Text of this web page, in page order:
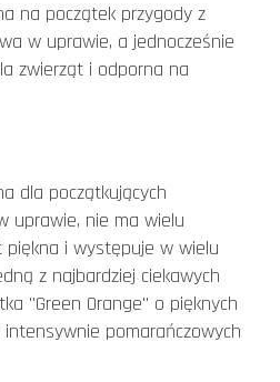
na początek przygody z
w uprawie, a jednocześnie
zwierząt i odporna na
dla początkujących
uprawie, nie ma wielu
i występuje w wielu
z najbardziej ciekawych
"Green Orange" o pięknych
intensywnie pomarańczowych